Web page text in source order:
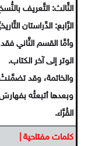
الثَّالث: التَّعريف
الرَّابع: الدِّراستان
وأمَّا القسم الثَّاني
الوتر إلى آخر الكتاب.
والخاتمة، وقد تضمَّنتْ
وبعدها أتبعتُه
القُرَّاء.
كلمات مفتاحية |